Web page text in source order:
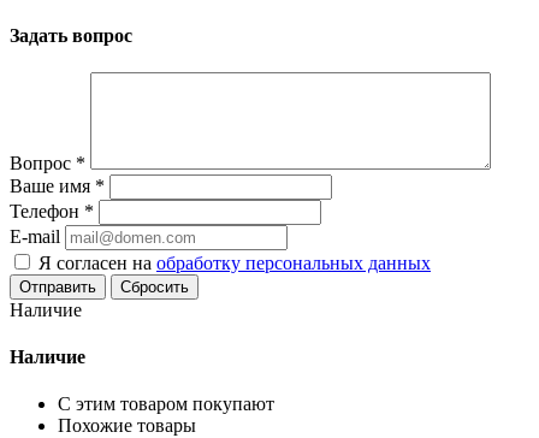
Задать вопрос
Вопрос *
Ваше имя *
Телефон *
E-mail
Я согласен на обработку персональных данных
Сбросить
Наличие
Наличие
С этим товаром покупают
Похожие товары